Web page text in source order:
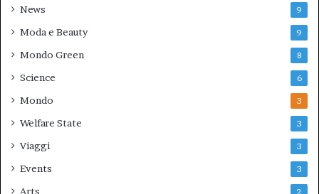
News 9
Moda e Beauty 9
Mondo Green 8
Science 6
Mondo 3
Welfare State 3
Viaggi 3
Events 3
Arts 2